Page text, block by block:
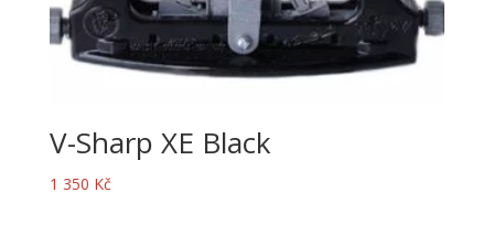
V-Sharp XE Black
1 350 Kč